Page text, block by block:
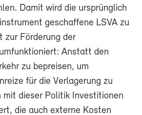
Damit wird die ursprünglich
geschaffene LSVA zu
zur Förderung der
Anstatt den
zu bepreisen, um
für die Verlagerung zu
mit dieser Politik Investitionen
die auch externe Kosten